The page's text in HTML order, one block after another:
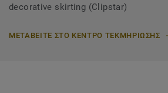
decorative skirting (Clipstar)
ΜΕΤΑΒΕΙΤΕ ΣΤΟ ΚΕΝΤΡΟ ΤΕΚΜΗΡΙΩΣΗΣ